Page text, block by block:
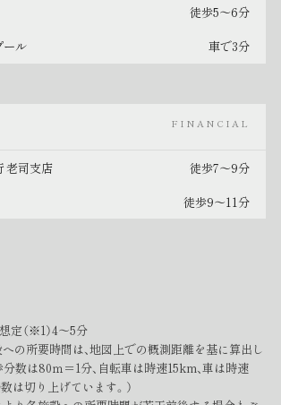
徒歩5〜6分
ール 車で3分
FINANCIAL
老司支店 徒歩7〜9分
徒歩9〜11分
定（※1）4～5分
の所要時間は、地図上での概測距離を基に算出し
分数は80ｍ＝1分、自転車は時速15km、車は時速
は切り上げています。）